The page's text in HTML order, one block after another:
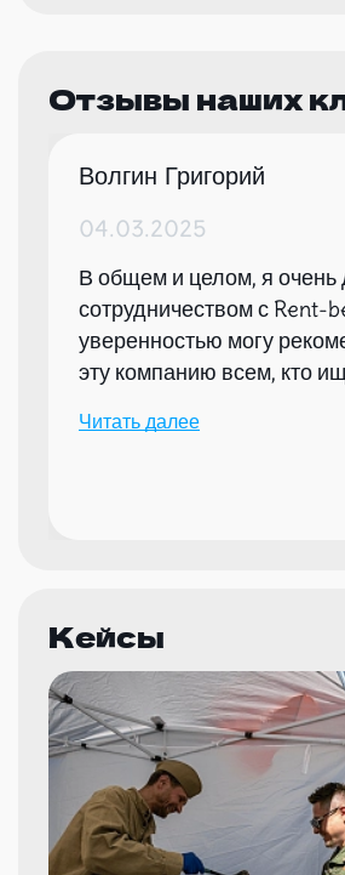
Отзывы наших
Волгин Григорий
04.03.2025
В общем и целом, я очень
сотрудничеством с Rent-
уверенностью могу
эту компанию всем, кто
мероприятий.
Читать далее
Кейсы